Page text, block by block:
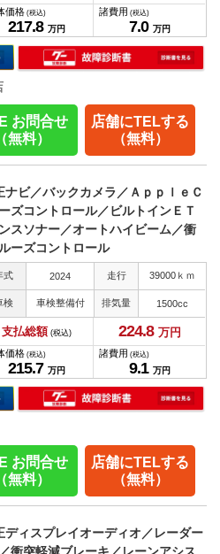
価格 (税込)
217.8 万円
諸費用 (税込)
7.0 万円
お問合せ
（無料）
店舗にTELする
（無料）
ビ／バックカメラ／ＡｐｐｌｅＣ
ズコントロール／ビルトインＥＴ
スソナー／オートハイビーム／衝
ーズコントロール
式 2024 走行 39000ｋｍ
検 車検整備付 排気量 1500cc
支払総額 (税込) 224.8 万円
価格 (税込)
215.7 万円
諸費用 (税込)
9.1 万円
お問合せ
（無料）
店舗にTELする
（無料）
ィスプレイオーディオ／レーダー